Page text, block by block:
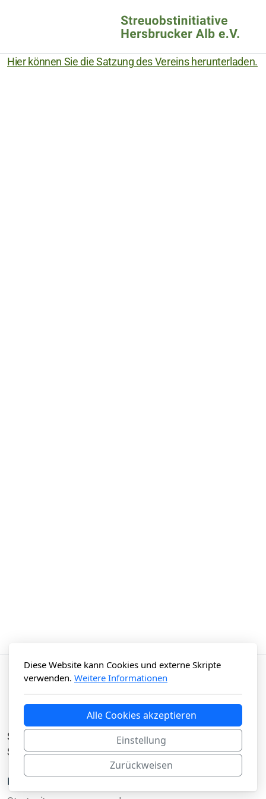
Hier können Sie die Satzung des Vereins herunterladen.
Streuobstinitiative Hersbrucker Alb e.V.
Sitz Pommelsbrunn
Hauptmenü
Diese Website kann Cookies und externe Skripte
verwenden. Weitere Informationen
Alle Cookies akzeptieren
Einstellung
Zurückweisen